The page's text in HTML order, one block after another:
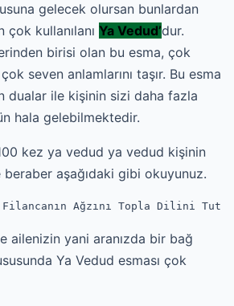
gelecek olursan bunlardan
kullanılanı Ya Vedud’dur.
birisi olan bu esma, çok
seven anlamlarını taşır. Bu esma
dualar ile kişinin sizi daha fazla
hala gelebilmektedir.
kez ya vedud ya vedud kişinin
aşağıdaki gibi okuyunuz.
Filancanın Ağzını Topla Dilini Tut
ailenizin yani aranızda bir bağ
Ya Vedud esması çok